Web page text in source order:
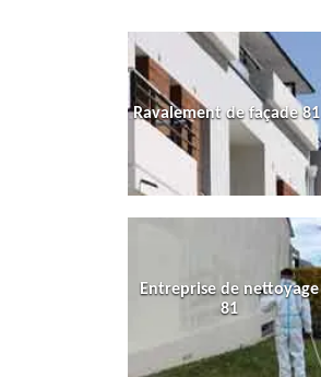
Ravalement de façade 81
Entreprise de nettoyage
81